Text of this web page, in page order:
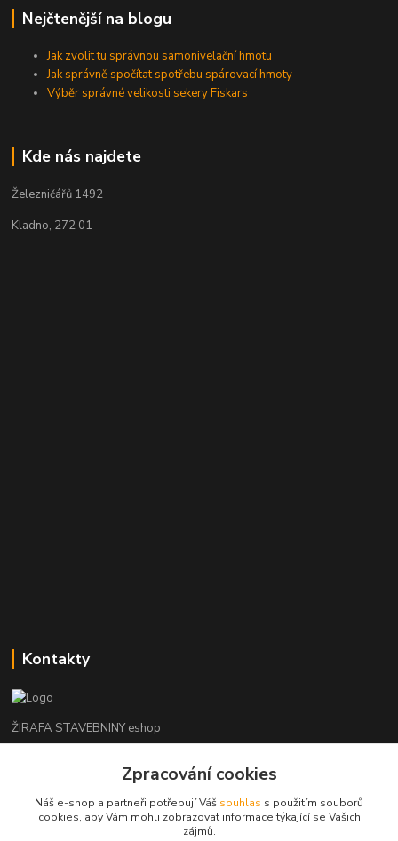
Nejčtenější na blogu
Jak zvolit tu správnou samonivelační hmotu
Jak správně spočítat spotřebu spárovací hmoty
Výběr správné velikosti sekery Fiskars
Kde nás najdete
Železničářů 1492
Kladno, 272 01
Kontakty
ŽIRAFA STAVEBNINY eshop
+420 312 685 342
kladno@zirafa-stavebniny.cz
Zpracování cookies
Náš e-shop a partneři potřebují Váš souhlas s použitím souborů
cookies, aby Vám mohli zobrazovat informace týkající se Vašich
zájmů.